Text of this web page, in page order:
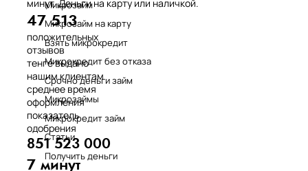
Микрозайм
Микрозайм на карту
Взять микрокредит
Микрокредит без отказа
Срочно деньги займ
Микрозаймы
Микрокредит займ
Статьи
Получить деньги
минут. Деньги на карту или наличкой.
47 513
положительных
отзывов
тенге выдано
нашим клиентам
среднее время
оформления
показатель
одобрения
851 523 000
7 минут